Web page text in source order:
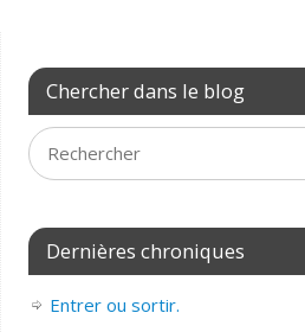
Chercher dans le blog
Dernières chroniques
Entrer ou sortir.